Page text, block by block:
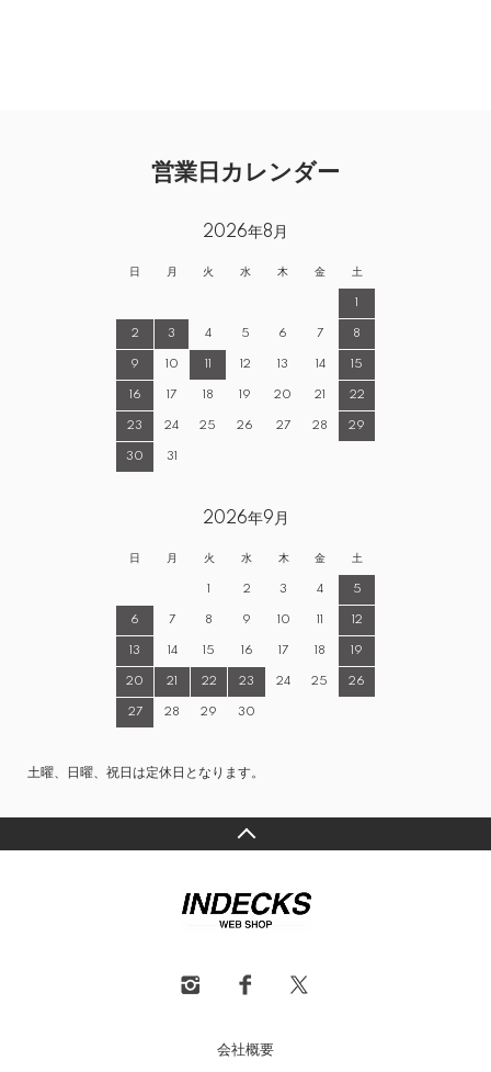
営業日カレンダー
2026年8月
日 月 火 水 木 金 土
1
2 3 4 5 6 7 8
9 10 11 12 13 14 15
16 17 18 19 20 21 22
23 24 25 26 27 28 29
30 31
2026年9月
日 月 火 水 木 金 土
1 2 3 4 5
6 7 8 9 10 11 12
13 14 15 16 17 18 19
20 21 22 23 24 25 26
27 28 29 30
土曜、日曜、祝日は定休日となります。
会社概要